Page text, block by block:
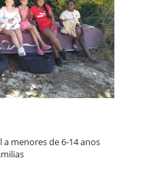
menores de 6-14 anos